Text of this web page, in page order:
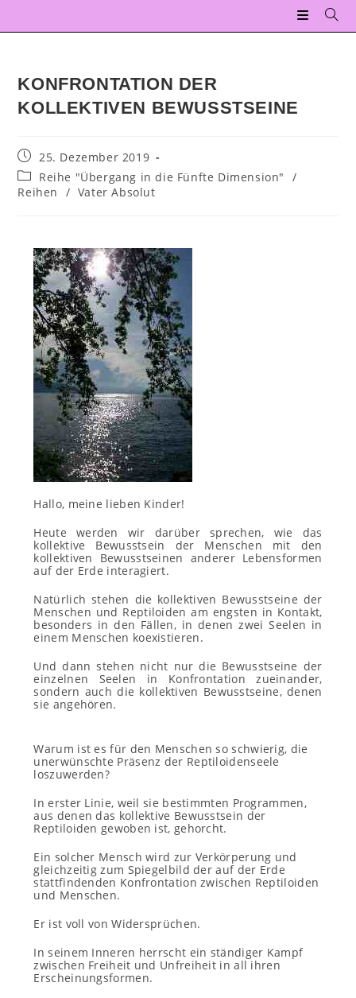
KONFRONTATION DER
KOLLEKTIVEN BEWUSSTSEINE
25. Dezember 2019
Reihe "Übergang in die Fünfte Dimension"
/
Reihen
/ Vater Absolut
Hallo, meine lieben Kinder!
Heute werden wir darüber sprechen, wie das
kollektive Bewusstsein der Menschen mit den
kollektiven Bewusstseinen anderer Lebensformen
auf der Erde interagiert.
Natürlich stehen die kollektiven Bewusstseine der
Menschen und Reptiloiden am engsten in Kontakt,
besonders in den Fällen, in denen zwei Seelen in
einem Menschen koexistieren.
Und dann stehen nicht nur die Bewusstseine der
einzelnen Seelen in Konfrontation zueinander,
sondern auch die kollektiven Bewusstseine, denen
sie angehören.
Warum ist es für den Menschen so schwierig, die
unerwünschte Präsenz der Reptiloidenseele
loszuwerden?
In erster Linie, weil sie bestimmten Programmen,
aus denen das kollektive Bewusstsein der
Reptiloiden gewoben ist, gehorcht.
Ein solcher Mensch wird zur Verkörperung und
gleichzeitig zum Spiegelbild der auf der Erde
stattfindenden Konfrontation zwischen Reptiloiden
und Menschen.
Er ist voll von Widersprüchen.
In seinem Inneren herrscht ein ständiger Kampf
zwischen Freiheit und Unfreiheit in all ihren
Erscheinungsformen.